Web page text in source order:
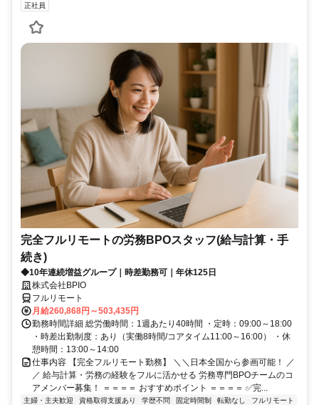
正社員
完全フルリモートの労務BPOスタッフ(給与計算・手
続き)
◆10年連続増益グループ｜時差勤務可｜年休125日
株式会社BPIO
フルリモート
月給260,868円～503,435円
勤務時間詳細 総労働時間：1週あたり40時間 ・定時：09:00～18:00
・時差出勤制度：あり（実働8時間/コアタイム11:00～16:00） ・休
憩時間：13:00～14:00
仕事内容 【完全フルリモート勤務】 ＼＼日本全国から参画可能！ ／
／ 給与計算・労務の経験をフルに活かせる 労務専門BPOチームのコ
アメンバー募集！ ＝＝＝＝ おすすめポイント ＝＝＝＝ ✅完...
主婦・主夫歓迎 資格取得支援あり 学歴不問 固定時間制 転勤なし フルリモート